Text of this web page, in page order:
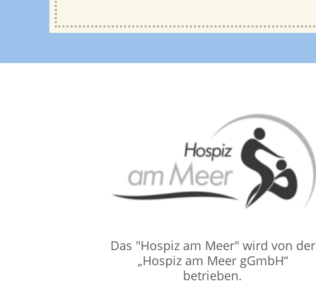
Das "Hospiz am Meer" wird von der
„Hospiz am Meer gGmbH“
betrieben.